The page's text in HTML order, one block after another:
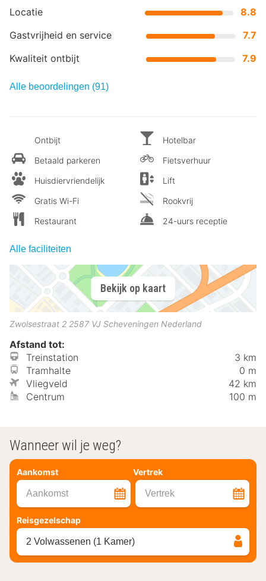
Locatie
8.8
Gastvrijheid en service
7.7
Kwaliteit ontbijt
7.9
Alle beoordelingen (91)
Ontbijt
Betaald parkeren
Huisdiervriendelijk
Gratis Wi-Fi
Restaurant
Hotelbar
Fietsverhuur
Lift
Rookvrij
24-uurs receptie
Alle faciliteiten
Bekijk op kaart
Zwolsestraat 2 2587 VJ Scheveningen Nederland
Afstand tot:
Treinstation
3 km
Tramhalte
0 m
Vliegveld
42 km
Centrum
100 m
Wanneer wil je weg?
Aankomst Vertrek
Aankomst Vertrek
Reisgezelschap
2 Volwassenen (1 Kamer)